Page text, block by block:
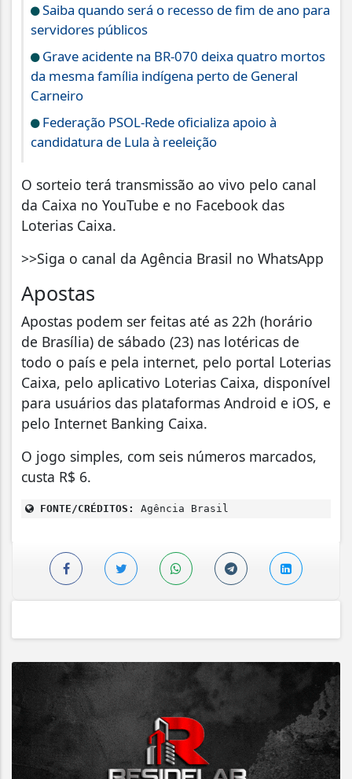
Saiba quando será o recesso de fim de ano para
servidores públicos
Grave acidente na BR-070 deixa quatro mortos
da mesma família indígena perto de General
Carneiro
Federação PSOL-Rede oficializa apoio à
candidatura de Lula à reeleição
O sorteio terá transmissão ao vivo pelo canal
da Caixa no YouTube e no Facebook das
Loterias Caixa.
>>Siga o canal da Agência Brasil no WhatsApp
Apostas
Apostas podem ser feitas até as 22h (horário
de Brasília) de sábado (23) nas lotéricas de
todo o país e pela internet, pelo portal Loterias
Caixa, pelo aplicativo Loterias Caixa, disponível
para usuários das plataformas Android e iOS, e
pelo Internet Banking Caixa.
O jogo simples, com seis números marcados,
custa R$ 6.
FONTE/CRÉDITOS: Agência Brasil